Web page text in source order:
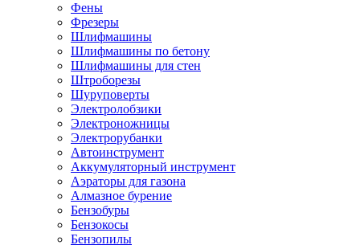
Фены
Фрезеры
Шлифмашины
Шлифмашины по бетону
Шлифмашины для стен
Штроборезы
Шуруповерты
Электролобзики
Электроножницы
Электрорубанки
Автоинструмент
Аккумуляторный инструмент
Аэраторы для газона
Алмазное бурение
Бензобуры
Бензокосы
Бензопилы